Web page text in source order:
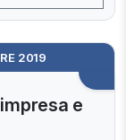
2019
e